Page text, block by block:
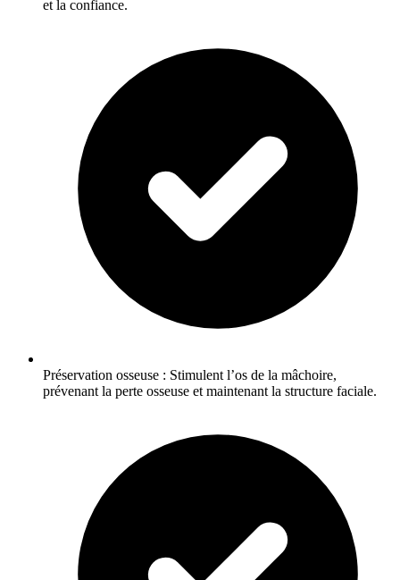
et la confiance.
Préservation osseuse : Stimulent l’os de la mâchoire,
prévenant la perte osseuse et maintenant la structure faciale.